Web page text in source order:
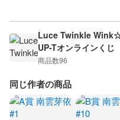
Luce Twinkle
UP-Tオンラインくじ
商品数96
同じ作者の商品